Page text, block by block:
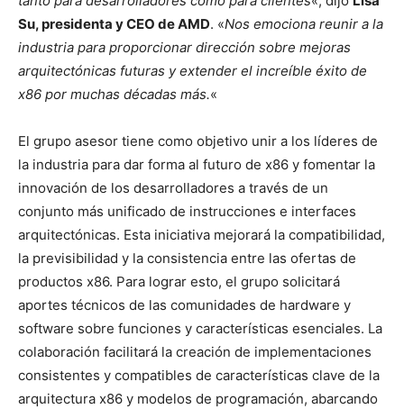
Su, presidenta y CEO de AMD. «Nos emociona reunir a la
industria para proporcionar dirección sobre mejoras
arquitectónicas futuras y extender el increíble éxito de
x86 por muchas décadas más.«
El grupo asesor tiene como objetivo unir a los líderes de
la industria para dar forma al futuro de x86 y fomentar la
innovación de los desarrolladores a través de un
conjunto más unificado de instrucciones e interfaces
arquitectónicas. Esta iniciativa mejorará la compatibilidad,
la previsibilidad y la consistencia entre las ofertas de
productos x86. Para lograr esto, el grupo solicitará
aportes técnicos de las comunidades de hardware y
software sobre funciones y características esenciales. La
colaboración facilitará la creación de implementaciones
consistentes y compatibles de características clave de la
arquitectura x86 y modelos de programación, abarcando